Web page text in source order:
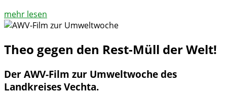
mehr lesen
Theo gegen den Rest-Müll der Welt!
Der AWV-Film zur Umweltwoche des
Landkreises Vechta.